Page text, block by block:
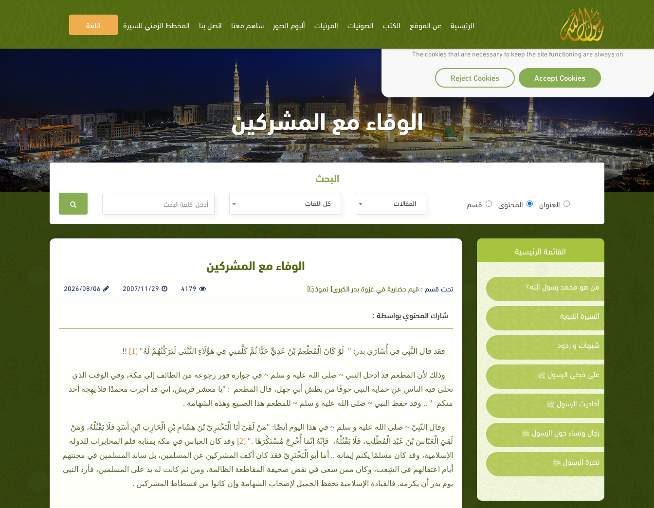
We use cookies to make our site work well for you and so we can continually improve it.
The cookies that are necessary to keep the site functioning are always on
Accept Cookies
Reject Cookies
الرئيسية عن الموقع الكتب الصوتيات المرئيات ألبوم الصور ساهم معنا اتصل بنا المخطط الزمني للسيرة اللغة
الوفاء مع المشركين
البحث
العنوان المحتوى قسم المقالات كل اللغات
القائمة الرئيسية
من هو محمد رسول الله؟
السيرة النبوية
شبهات و ردود
على خطى الرسول ﷺ
أحاديث الرسول ﷺ
رجال ونساء حول الرسول ﷺ
نصرة الرسول ﷺ
الوفاء مع المشركين
تحت قسم :قيم حضارية في غزوة بدر الكبرى[ نموذجًا] 4179
2007/11/29
2026/08/06
شارك المحتوي بواسطة :
فقد قال النَّبِي في أُسَارَى بدر: " لَوْ كَانَ الْمُطْعِمُ بْنُ عَدِيٍّ حَيًّا ثُمَّ كَلَّمَنِي فِي هَؤُلَاءِ النَّتْنَى لَتَرَكْتُهُمْ لَهُ"[1
]
!!
وذلك لأن المطعم قد أدخل النبي ~ صلى الله عليه و سلم ~ في جواره فور رجوعه من الطائف إلى مكة، وفي الوقت الذي
تخلى فيه الناس عن حماية النبي خوفًا من بطش أبي جهل، قال المطعم : "يا معشر قريش، إني قد أجرت محمدًا فلا يهجه أحد
منكم " .. وقد حفظ النبي ~ صلى الله عليه و سلم ~ للمطعم هذا الصنيع وهذه الشهامة .
وقال النّبِيّ ~ صلى الله عليه و سلم ~ في هذا اليوم أيضًا: "مَنْ لَقِيَ أَبَا الْبَخْتَرِيّ بْنَ هِشَامِ بْنِ الْحَارِثِ ابْنِ أَسَدٍ فَلَا يَقْتُلْهُ، وَمَنْ
لَقِيَ الْعَبّاسَ بْنَ عَبْدِ الْمُطّلِبِ، فَلَا يَقْتُلْهُ، فَإِنّهُ إنّمَا أُخْرِجَ مُسْتَكْرَهًا ."[
2] وقد كان العباس في مكة بمثابة قلم المخابرات للدولة
الإسلامية، وقد كان مسلمًا يكتم إيمانه .. أما أبو الْبَخْتَرِيّ فقد كان أكف المشركين عن المسلمين، بل ساند المسلمين في محنتهم
أيام اعتقالهم في الشِعب، وكان ممن سعى في نقض صحيفة المقاطعة الظالمة، ومن ثم كانت له يد على المسلمين، فأرد النبي
يوم بدر أن يكرمه. فالقيادة الإسلامية تحفظ الجميل لإصحاب الشهامة وإن كانوا من فسطاط المشركين .